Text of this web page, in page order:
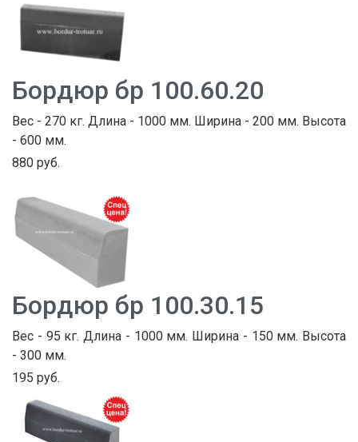
Бордюр бр 100.60.20
Вес - 270 кг. Длина - 1000 мм. Ширина - 200 мм. Высота
- 600 мм.
880 руб.
Бордюр бр 100.30.15
Вес - 95 кг. Длина - 1000 мм. Ширина - 150 мм. Высота
- 300 мм.
195 руб.